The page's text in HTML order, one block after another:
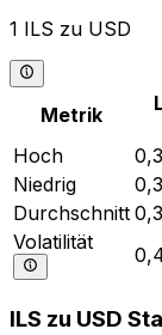
1 ILS zu USD
Metrik
Hoch
Niedrig
Durchschnitt
Volatilität
ILS zu USD